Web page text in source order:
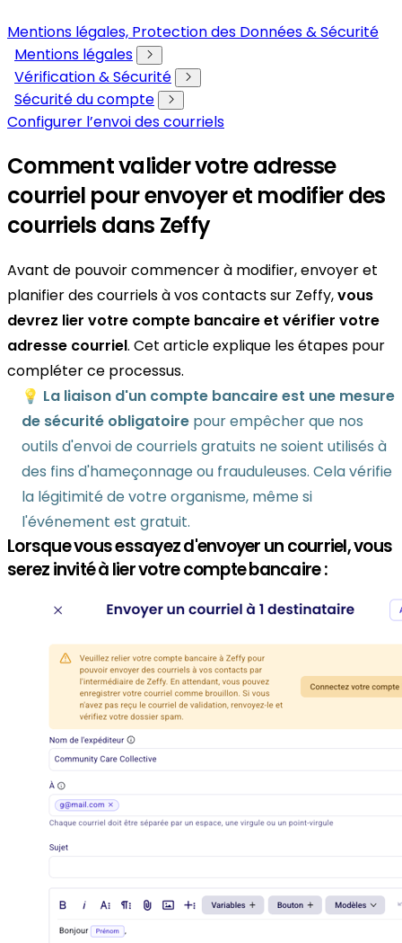
Mentions légales, Protection des Données & Sécurité
Mentions légales
Vérification & Sécurité
Sécurité du compte
Configurer l’envoi des courriels
Comment valider votre adresse
courriel pour envoyer et modifier des
courriels dans Zeffy
Avant de pouvoir commencer à modifier, envoyer et
planifier des courriels à vos contacts sur Zeffy,vous
devrez lier votre compte bancaire et vérifier votre
adresse courriel. Cet article explique les étapes pour
compléter ce processus.
💡 La liaison d'un compte bancaire est une mesure
de sécurité obligatoire pour empêcher que nos
outils d'envoi de courriels gratuits ne soient utilisés à
des fins d'hameçonnage ou frauduleuses. Cela vérifie
la légitimité de votre organisme, même si
l'événement est gratuit.
Lorsque vous essayez d'envoyer un courriel, vous
serez invité à lier votre compte bancaire :